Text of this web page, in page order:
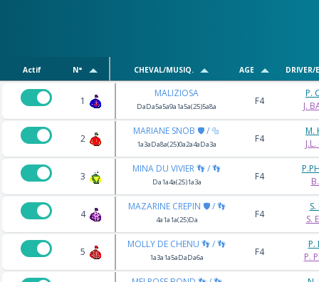
Actif N° CHEVAL/MUSIQ. AGE DRIVER/
1
MALIZIOSA
DaDa5a5a9a1a5a(25)5a8a F4
P.
J.
2
MARIANE SNOB 🛡️ / 🔩
1a3aDa8a(25)0a2a4aDa3a F4
M.
3
MINA DU VIVIER 👣 / 👣
Da1a4a(25)1a3a F4
4
MAZARINE CREPIN 🛡️ / 👣
4a1a1a(25)Da F4
S.
5
MOLLY DE CHENU 👣 / 👣
1a3a1a5aDaDa6a F4
P.
P.